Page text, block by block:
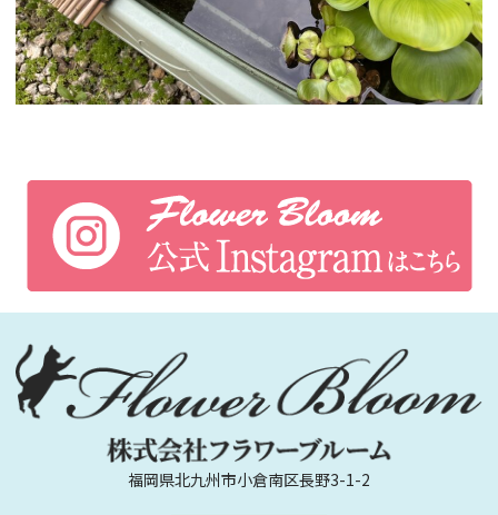
福岡県北九州市小倉南区長野3-1-2